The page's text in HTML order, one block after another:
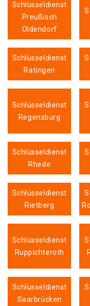
Schlüsseldienst
Preußisch
Oldendorf
Schlüsseldienst
Ratingen
Schlüsseldienst
Regensburg
Schlüsseldienst
Rhede
Schlüsseldienst
Rietberg
Schlüsseldienst
Ruppichteroth
Schlüsseldienst
Saarbrücken